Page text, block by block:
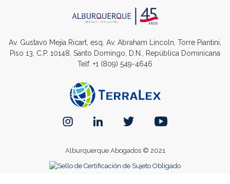
Av. Gustavo Mejía Ricart, esq. Av. Abraham Lincoln, Torre Piantini,
Piso 13, C.P. 10148, Santo Domingo, D.N., República Dominicana
Telf. +1 (809) 549-4646
Alburquerque Abogados © 2021